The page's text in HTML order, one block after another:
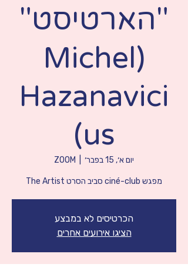
"הארטיסט"
(Michel
Hazanavici
us)
יום א׳, 15 בפבר׳ ZOOM
מפגש ciné-club סביב הסרט The Artist
הכרטיסים לא במבצע
הציגו אירועים אחרים